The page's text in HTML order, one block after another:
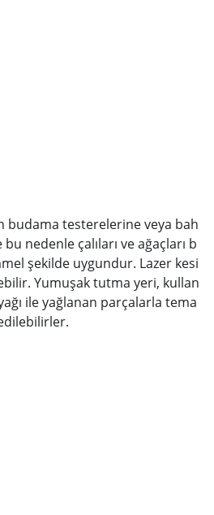
budama testerelerine veya bah
nedenle çalıları ve ağaçları b
şekilde uygundur. Lazer kesi
Yumuşak tutma yeri, kullan
ile yağlanan parçalarla tema